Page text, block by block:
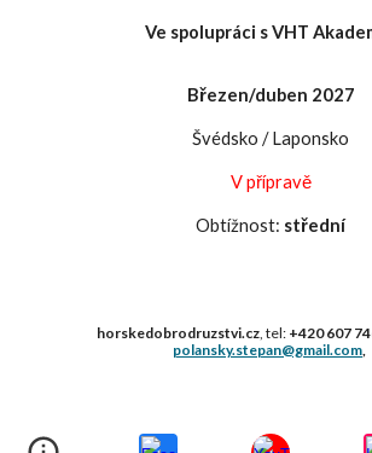
Ve spolupráci s VHT
Březen/duben 2027
Švédsko / Laponsko
V přípravě
Obtížnost: střední
horskedobrodruzstvi.cz, tel: +420 607
polansky.stepan@gmail.com,